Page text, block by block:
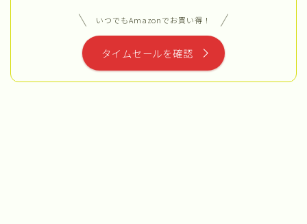
いつでもAmazonでお買い得！
タイムセールを確認